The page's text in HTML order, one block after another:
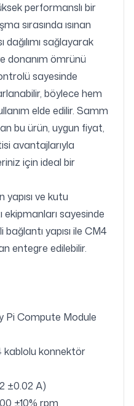
performanslı bir
sırasında ısınan
dağılımı sağlayarak
donanım ömrünü
sayesinde
böylece hem
elde edilir. Samm
bu ürün, uygun fiyat,
avantajlarıyla
için ideal bir
ve kutu
sayesinde
bağlantı yapısı ile CM4
entegre edilebilir.
Pi Compute Module
kablolu konnektör
±0.02 A)
±10% rpm